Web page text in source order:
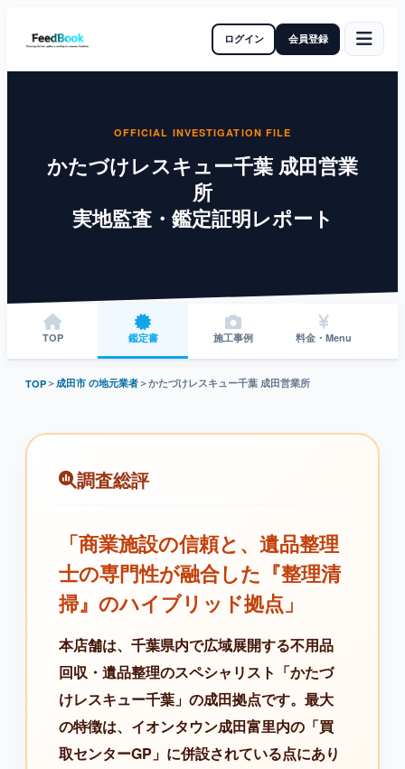
ログイン 会員登録
OFFICIAL INVESTIGATION FILE
かたづけレスキュー千葉 成田営業
所
実地監査・鑑定証明レポート
TOP 鑑定書 施工事例 料金・Menu
TOP＞成田市 の地元業者＞かたづけレスキュー千葉 成田営業所
調査総評
「商業施設の信頼と、遺品整理
士の専門性が融合した『整理清
掃』のハイブリッド拠点」
本店舗は、千葉県内で広域展開する不用品
回収・遺品整理のスペシャリスト「かたづ
けレスキュー千葉」の成田拠点です。最大
の特徴は、イオンタウン成田富里内の「買
取センターGP」に併設されている点にあり